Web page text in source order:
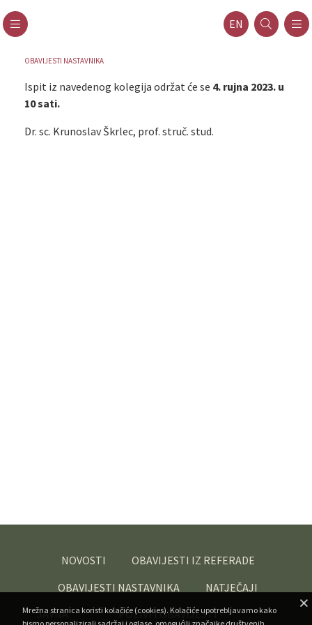
EN
OBAVIJESTI NASTAVNIKA
Ispit iz navedenog kolegija održat će se 4. rujna 2023. u
10 sati.
Dr. sc. Krunoslav Škrlec, prof. struč. stud.
NOVOSTI
OBAVIJESTI IZ REFERADE
OBAVIJESTI NASTAVNIKA
NATJEČAJI
JAVNA
POZIVI I OBAVIJESTI -
Mrežna stranica koristi kolačiće (cookies). Kolačiće upotrebljavamo kako